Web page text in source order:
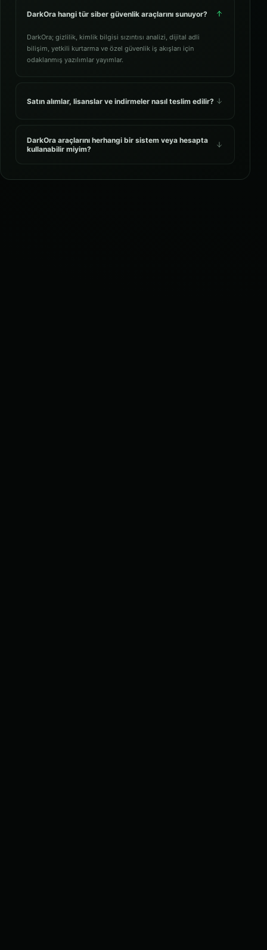
DarkOra hangi tür siber güvenlik araçlarını sunuyor?
DarkOra; gizlilik, kimlik bilgisi sızıntısı analizi, dijital adli
bilişim, yetkili kurtarma ve özel güvenlik iş akışları için
odaklanmış yazılımlar yayımlar.
Satın alımlar, lisanslar ve indirmeler nasıl teslim edilir?
DarkOra araçlarını herhangi bir sistem veya hesapta
kullanabilir miyim?